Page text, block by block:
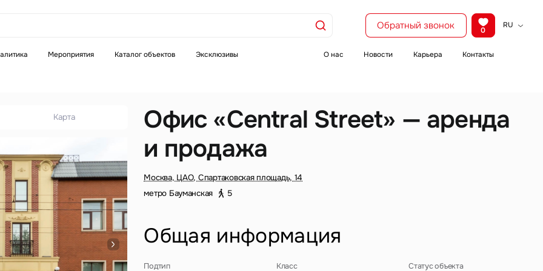
Обратный звонок 0
RU
Мероприятия Каталог объектов Эксклюзивы О нас Новости Карьера Контакты
Офис «Central Street» — аренда
и продажа
Москва, ЦАО, Спартаковская площадь, 14
метро Бауманская
5
Общая информация
Подтип Класс Статус объекта
Карта
звонок
неверный формат
Это обязательное поле
Введен неверный формат
поле